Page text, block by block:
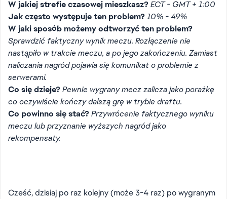
W jakiej strefie czasowej mieszkasz?ECT - GMT + 1:00
Jak często występuje ten problem?10% - 49%
W jaki sposób możemy odtworzyć ten problem?
Sprawdzić faktyczny wynik meczu. Rozłączenie nie
nastąpiło w trakcie meczu, a po jego zakończeniu. Zamiast
naliczania nagród pojawia się komunikat o problemie z
serwerami.
Co się dzieje?Pewnie wygrany mecz zalicza jako porażkę
co oczywiście kończy dalszą grę w trybie draftu.
Co powinno się stać?Przywrócenie faktycznego wyniku
meczu lub przyznanie wyższych nagród jako
rekompensaty.
Cześć, dzisiaj po raz kolejny (może 3-4 raz) po wygranym